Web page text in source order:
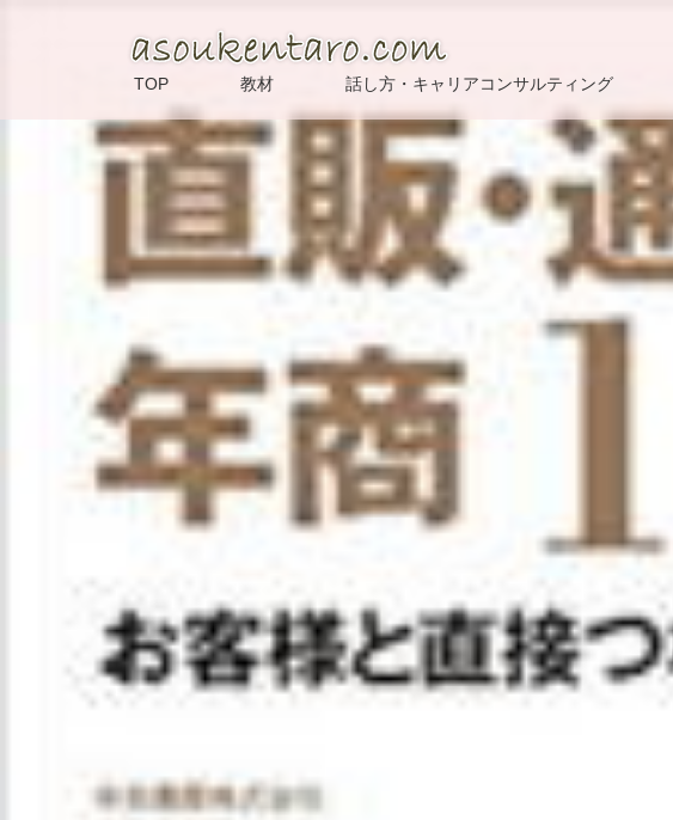
TOP 教材 話し方・キャリアコンサルティング